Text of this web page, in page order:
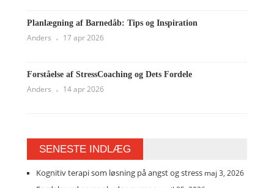
Planlægning af Barnedåb: Tips og Inspiration
Anders 17 apr 2026
Forståelse af StressCoaching og Dets Fordele
Anders 14 apr 2026
SENESTE INDLÆG
Kognitiv terapi som løsning på angst og stress maj 3, 2026